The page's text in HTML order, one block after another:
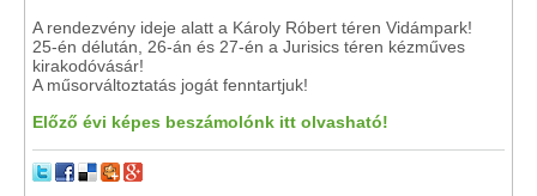
A rendezvény ideje alatt a Károly Róbert téren Vidámpark!
25-én délután, 26-án és 27-én a Jurisics téren kézműves
kirakodóvásár!
A műsorváltoztatás jogát fenntartjuk!
Előző évi képes beszámolónk itt olvasható!